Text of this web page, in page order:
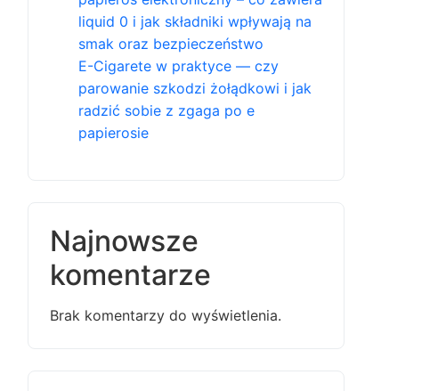
liquid 0 i jak składniki wpływają na
smak oraz bezpieczeństwo
E-Cigarete w praktyce — czy
parowanie szkodzi żołądkowi i jak
radzić sobie z zgaga po e
papierosie
Najnowsze
komentarze
Brak komentarzy do wyświetlenia.